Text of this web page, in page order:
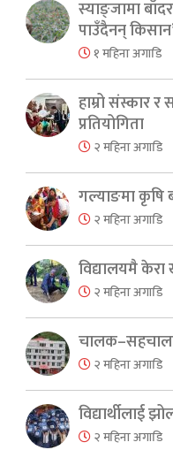
स्याङ्जामा
पाउँदैनन्
१ महिना अगाडि
हाम्रो संस्कार
प्रतियोगिता
२ महिना अगाडि
गल्याङमा कृषि
२ महिना अगाडि
विद्यालयमै केरा
२ महिना अगाडि
२ महिना अगाडि
विद्यार्थीलाई
२ महिना अगाडि